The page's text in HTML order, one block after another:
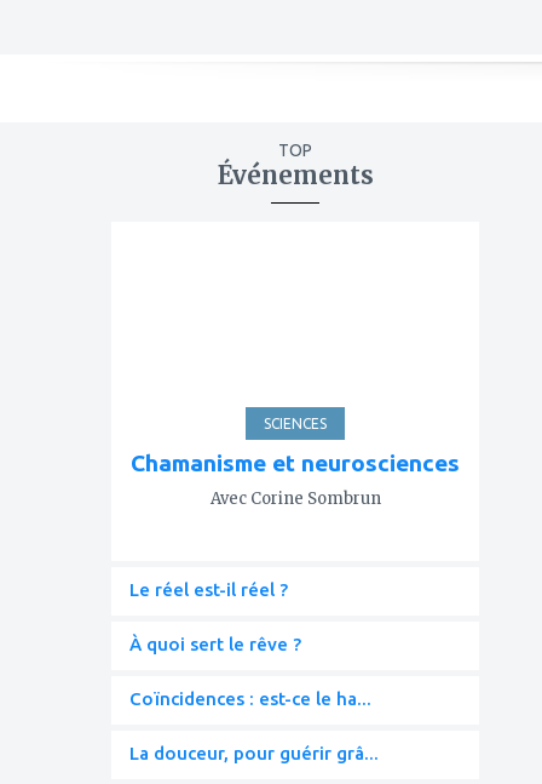
TOP
Événements
SCIENCES
Chamanisme et neurosciences
Avec Corine Sombrun
Le réel est-il réel ?
À quoi sert le rêve ?
Coïncidences : est-ce le ha...
La douceur, pour guérir grâ...